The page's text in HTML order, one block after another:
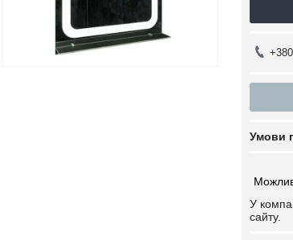
У
сайту.